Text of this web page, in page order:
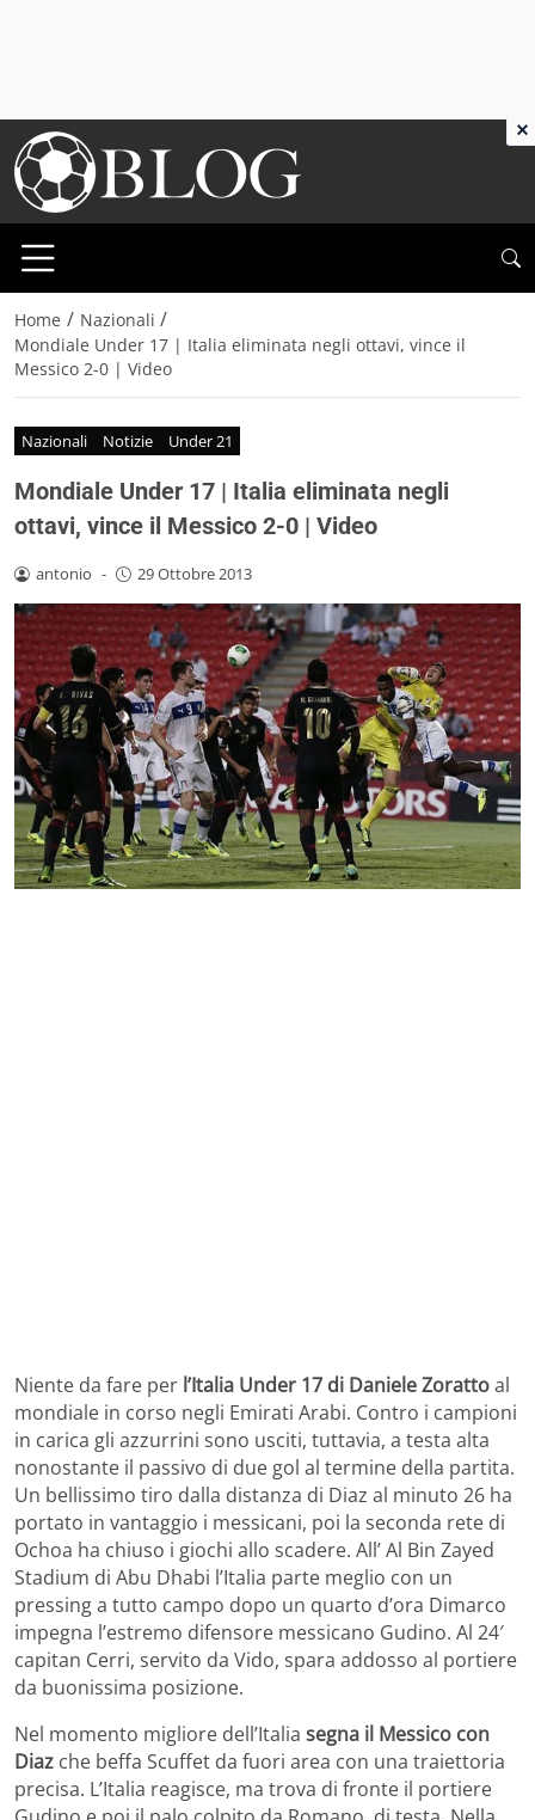
Home / Nazionali /
Mondiale Under 17 | Italia eliminata negli ottavi, vince il
Messico 2-0 | Video
Nazionali Notizie Under 21
Mondiale Under 17 | Italia eliminata negli
ottavi, vince il Messico 2-0 | Video
antonio - 29 Ottobre 2013
Niente da fare per l’Italia Under 17 di Daniele Zorattoal
mondiale in corso negli Emirati Arabi. Contro i campioni
in carica gli azzurrini sono usciti, tuttavia, a testa alta
nonostante il passivo di due gol al termine della partita.
Un bellissimo tiro dalla distanza di Diaz al minuto 26 ha
portato in vantaggio i messicani, poi la seconda rete di
Ochoa ha chiuso i giochi allo scadere. All’ Al Bin Zayed
Stadium di Abu Dhabi l’Italia parte meglio con un
pressing a tutto campo dopo un quarto d’ora Dimarco
impegna l’estremo difensore messicano Gudino. Al 24′
capitan Cerri, servito da Vido, spara addosso al portiere
da buonissima posizione.
Nel momento migliore dell’Italia segna il Messico con
Diaz che beffa Scuffet da fuori area con una traiettoria
precisa. L’Italia reagisce, ma trova di fronte il portiere
×